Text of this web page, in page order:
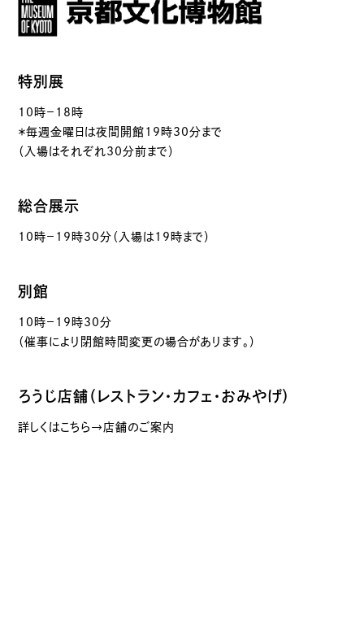
特別展
10時－18時
＊毎週金曜日は夜間開館19時30分まで
（入場はそれぞれ30分前まで）
総合展示
10時－19時30分（入場は19時まで）
別館
10時－19時30分
（催事により閉館時間変更の場合があります。）
ろうじ店舗（レストラン・カフェ・おみやげ）
詳しくはこちら→店舗のご案内